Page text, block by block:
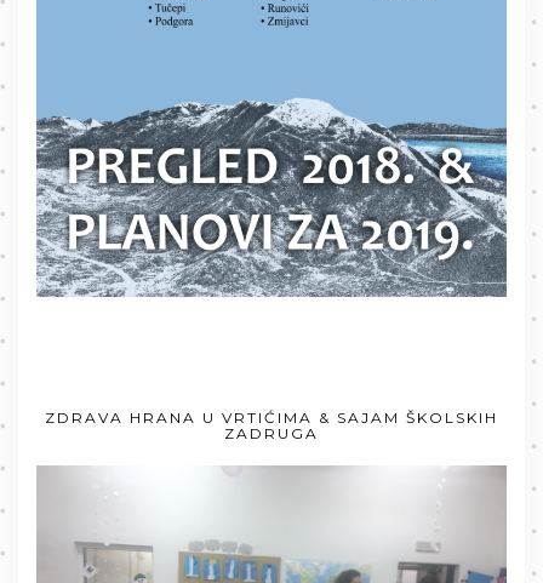
ZDRAVA HRANA U VRTIĆIMA & SAJAM ŠKOLSKIH
ZADRUGA